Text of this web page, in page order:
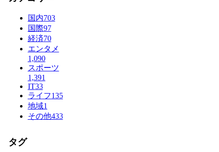
国内703
国際97
経済70
エンタメ
1,090
スポーツ
1,391
IT33
ライフ135
地域1
その他433
タグ